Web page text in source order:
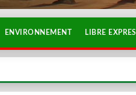
ENVIRONNEMENT LIBRE